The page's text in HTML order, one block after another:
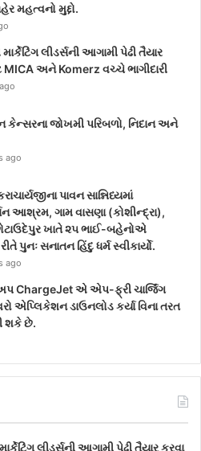
મહત્વનો મુદ્દો.
લીડર્સની આગામી પેઢી તૈયાર
MICA અને Komerz વચ્ચે ભાગીદારી
જોખમી પરિબળો, નિદાન અને
ago
પાવન સાન્નિધ્યમાં
આશ્રમ, ગામ વાસણા (કોશીન્દ્રા),
ખાતે ૨૫ ભાઈ-બહેનોએ
પુનઃ સનાતન હિંદુ ધર્મ સ્વીકાર્યો.
ago
ChargeJet એ એપ-ફ્રી ચાર્જિંગ
એપ્લિકેશન ડાઉનલોડ કર્યા વિના તરત
શકે છે.
લીડર્સની આગામી પેઢી તૈયાર કરવા